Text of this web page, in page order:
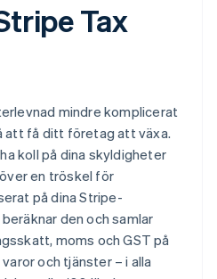
Tax
mindre komplicerat
att få ditt företag att växa.
koll på dina skyldigheter
en tröskel för
på dina Stripe-
den och samlar
moms och GST på
och tjänster – i alla